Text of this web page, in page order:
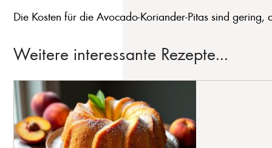
Die Kosten für die Avocado-Koriander-Pitas sind
Weitere interessante Rezepte...